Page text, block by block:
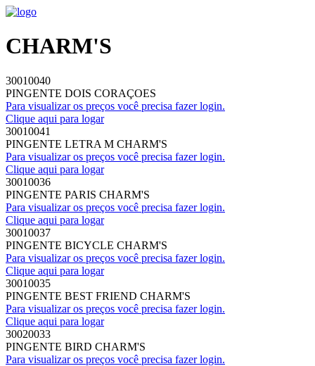
CHARM'S
30010040
PINGENTE DOIS CORAÇOES
Para visualizar os preços você precisa fazer login.
Clique aqui para logar
30010041
PINGENTE LETRA M CHARM'S
Para visualizar os preços você precisa fazer login.
Clique aqui para logar
30010036
PINGENTE PARIS CHARM'S
Para visualizar os preços você precisa fazer login.
Clique aqui para logar
30010037
PINGENTE BICYCLE CHARM'S
Para visualizar os preços você precisa fazer login.
Clique aqui para logar
30010035
PINGENTE BEST FRIEND CHARM'S
Para visualizar os preços você precisa fazer login.
Clique aqui para logar
30020033
PINGENTE BIRD CHARM'S
Para visualizar os preços você precisa fazer login.